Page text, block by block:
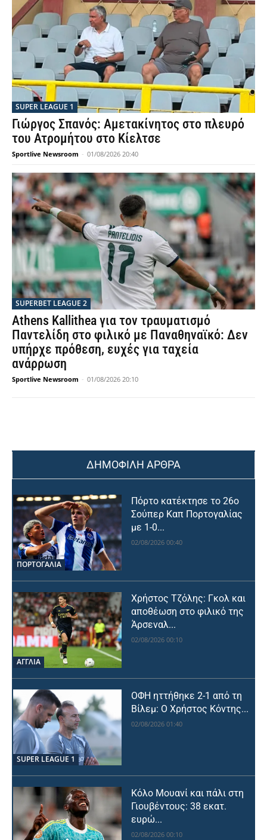
SUPER LEAGUE 1
Γιώργος Σπανός: Αμετακίνητος στο πλευρό
του Ατρομήτου στο Κίελτσε
Sportlive Newsroom - 01/08/2026 20:40
SUPERBET LEAGUE 2
Athens Kallithea για τον τραυματισμό
Παντελίδη στο φιλικό με Παναθηναϊκό: Δεν
υπήρχε πρόθεση, ευχές για ταχεία
ανάρρωση
Sportlive Newsroom - 01/08/2026 20:10
ΔΗΜΟΦΙΛΗ ΑΡΘΡΑ
ΠΟΡΤΟΓΑΛΙΑ
Πόρτο κατέκτησε το 26ο
Σούπερ Καπ Πορτογαλίας
με 1-0...
02/08/2026 00:40
ΑΓΓΛΙΑ
Χρήστος Τζόλης: Γκολ και
αποθέωση στο φιλικό της
Άρσεναλ...
02/08/2026 00:10
SUPER LEAGUE 1
ΟΦΗ ηττήθηκε 2-1 από τη
Βίλεμ: Ο Χρήστος Κόντης...
02/08/2026 01:40
Κόλο Μουανί και πάλι στη
Γιουβέντους: 38 εκατ.
ευρώ...
02/08/2026 00:10